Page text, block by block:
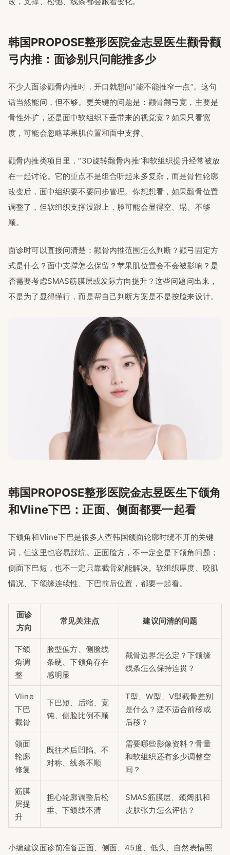
韩国PROPOSE整形医院金志昱医生颧骨颧
弓内推：面诊别只问能推多少
不少人面诊颧骨内推时，开口就想问“能不能推窄一点”。这句
话当然能问，但不够。更关键的问题是：颧骨颧弓宽，主要是
骨性外扩，还是面中软组织下垂带来的视觉宽？如果只看宽
度，可能会忽略苹果肌位置和面中支撑。
颧骨内推类项目里，“3D旋转颧骨内推”和软组织提升经常被放
在一起讨论。它的重点不是组合听起来多复杂，而是骨性轮廓
改变后，面中组织要不要同步管理。你想想看，如果颧骨位置
调整了，但软组织支撑没跟上，脸可能会显得空、塌、不够
顺。
面诊时可以直接问清楚：颧骨内推范围怎么判断？颧弓固定方
式是什么？面中支撑怎么保留？苹果肌位置会不会被影响？是
否需要考虑SMAS筋膜层或发际方向提升？这些问题问出来，
不是为了显得懂行，而是帮自己判断方案是不是按脸来设计。
韩国PROPOSE整形医院金志昱医生下颌角
和Vline下巴：正面、侧面都要一起看
下颌角和Vline下巴是很多人查韩国颌面轮廓时绕不开的关键
词，但这里也容易踩坑。正面脸方，不一定全是下颌角问题；
侧面下巴短，也不一定只靠截骨就能解决。软组织厚度、咬肌
情况、下颌缘连续性、下巴前后位置，都要一起看。
面诊
方向
常见关注点 建议问清的问题
下颌
角调
整
脸型偏方、侧脸线
条硬、下颌角存在
感明显
截骨边界怎么定？下颌缘
线条怎么保持连贯？
Vline
下巴
截骨
下巴短、后缩、宽
钝、侧脸比例不顺
T型、W型、V型截骨差别
是什么？适不适合前移或
后移？
颌面
轮廓
修复
既往术后凹陷、不
对称、线条不顺
需要哪些影像资料？骨量
和软组织还有多少调整空
间？
筋膜
层提
升
担心轮廓调整后松
垂、下颌线不清
SMAS筋膜层、颈阔肌和
皮肤张力怎么评估？
小编建议面诊前准备正面、侧面、45度、低头、自然表情照